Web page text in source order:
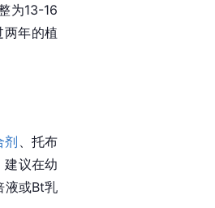
为13-16
年的植
剂 、托布
建议在幼
液或Bt乳